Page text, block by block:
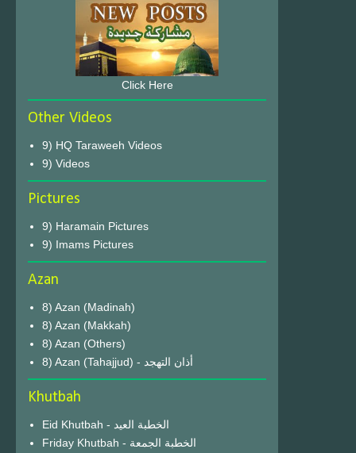
Click Here
Other Videos
9) HQ Taraweeh Videos
9) Videos
Pictures
9) Haramain Pictures
9) Imams Pictures
Azan
8) Azan (Madinah)
8) Azan (Makkah)
8) Azan (Others)
8) Azan (Tahajjud) - أذان التهجد
Khutbah
Eid Khutbah - الخطبة العيد
Friday Khutbah - الخطبة الجمعة